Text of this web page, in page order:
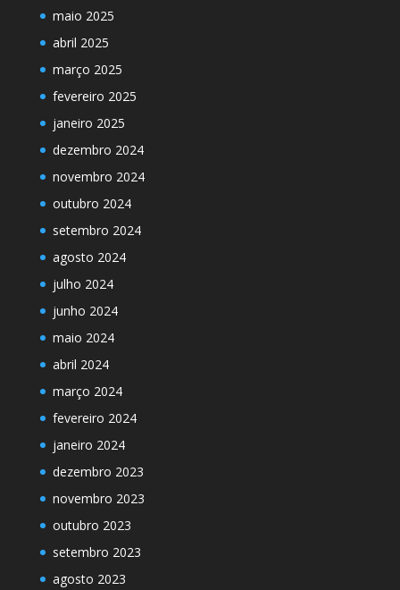
maio 2025
abril 2025
março 2025
fevereiro 2025
janeiro 2025
dezembro 2024
novembro 2024
outubro 2024
setembro 2024
agosto 2024
julho 2024
junho 2024
maio 2024
abril 2024
março 2024
fevereiro 2024
janeiro 2024
dezembro 2023
novembro 2023
outubro 2023
setembro 2023
agosto 2023